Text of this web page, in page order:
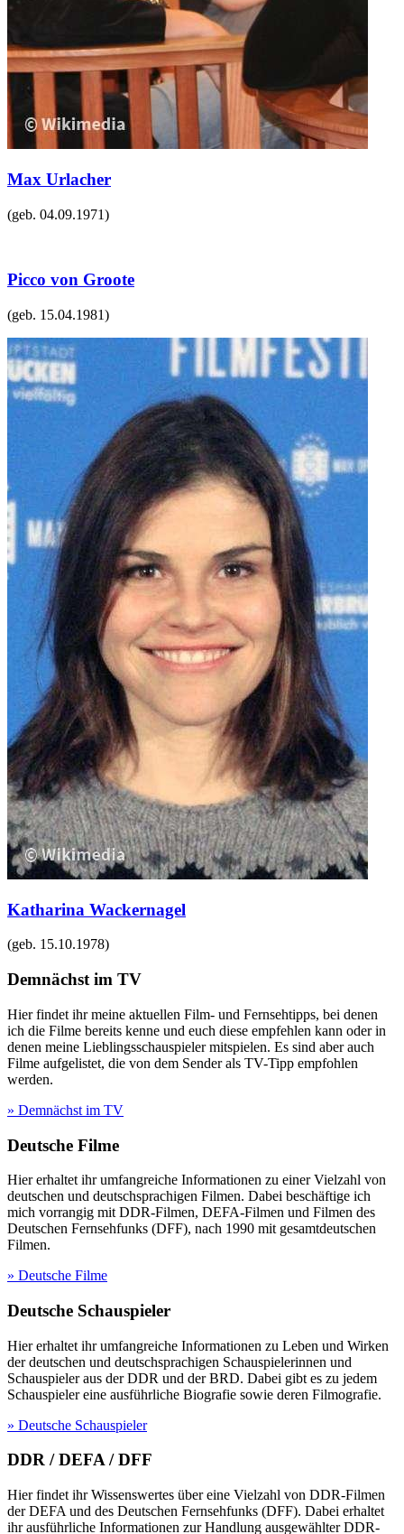
Max Urlacher
(geb. 04.09.1971)
Picco von Groote
(geb. 15.04.1981)
Katharina Wackernagel
(geb. 15.10.1978)
Demnächst im TV
Hier findet ihr meine aktuellen Film- und Fernsehtipps, bei denen
ich die Filme bereits kenne und euch diese empfehlen kann oder in
denen meine Lieblingsschauspieler mitspielen. Es sind aber auch
Filme aufgelistet, die von dem Sender als TV-Tipp empfohlen
werden.
» Demnächst im TV
Deutsche Filme
Hier erhaltet ihr umfangreiche Informationen zu einer Vielzahl von
deutschen und deutschsprachigen Filmen. Dabei beschäftige ich
mich vorrangig mit DDR-Filmen, DEFA-Filmen und Filmen des
Deutschen Fernsehfunks (DFF), nach 1990 mit gesamtdeutschen
Filmen.
» Deutsche Filme
Deutsche Schauspieler
Hier erhaltet ihr umfangreiche Informationen zu Leben und Wirken
der deutschen und deutschsprachigen Schauspielerinnen und
Schauspieler aus der DDR und der BRD. Dabei gibt es zu jedem
Schauspieler eine ausführliche Biografie sowie deren Filmografie.
» Deutsche Schauspieler
DDR / DEFA / DFF
Hier findet ihr Wissenswertes über eine Vielzahl von DDR-Filmen
der DEFA und des Deutschen Fernsehfunks (DFF). Dabei erhaltet
ihr ausführliche Informationen zur Handlung ausgewählter DDR-